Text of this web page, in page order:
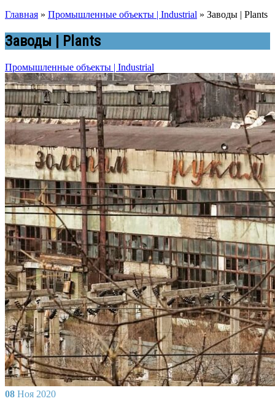
Главная » Промышленные объекты | Industrial » Заводы | Plants
Заводы | Plants
Промышленные объекты | Industrial
08 Ноя 2020